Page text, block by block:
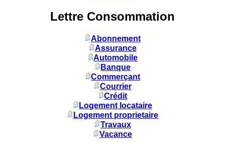
Lettre Consommation
Abonnement
Assurance
Automobile
Banque
Commerçant
Courrier
Crédit
Logement locataire
Logement proprietaire
Travaux
Vacance